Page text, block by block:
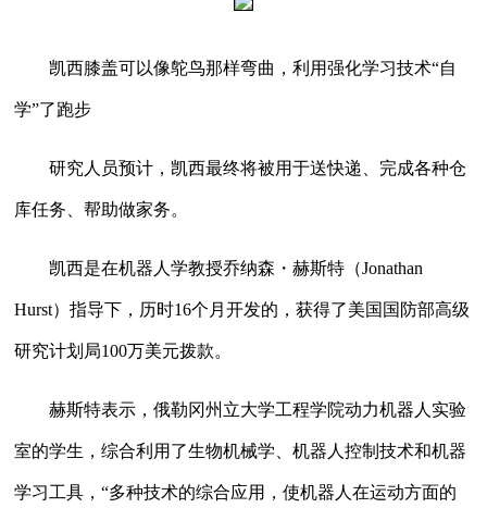
凯西膝盖可以像鸵鸟那样弯曲，利用强化学习技术“自
学”了跑步
研究人员预计，凯西最终将被用于送快递、完成各种仓
库任务、帮助做家务。
凯西是在机器人学教授乔纳森・赫斯特（Jonathan
Hurst）指导下，历时16个月开发的，获得了美国国防部高级
研究计划局100万美元拨款。
赫斯特表示，俄勒冈州立大学工程学院动力机器人实验
室的学生，综合利用了生物机械学、机器人控制技术和机器
学习工具，“多种技术的综合应用，使机器人在运动方面的